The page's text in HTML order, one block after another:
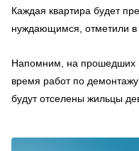
Каждая квартира будет
нуждающимся, отметили в
Напомним, на прошедших
время работ по
будут отселены жильцы